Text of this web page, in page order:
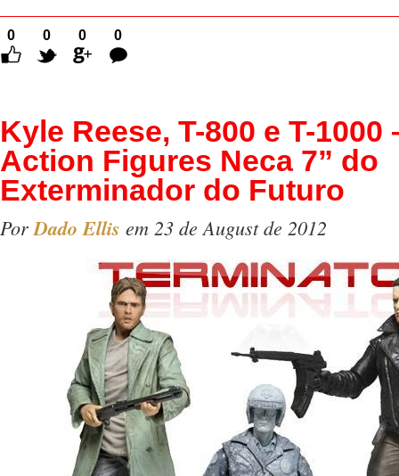
0 0 0
0
Comentários
Kyle Reese, T-800 e T-1000
Action Figures Neca 7” do
Exterminador do Futuro
PorDado Ellis em 23 de August de 2012